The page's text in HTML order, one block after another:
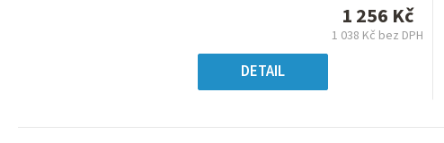
hvězdiček.
1 256 Kč
1 038 Kč bez DPH
DETAIL